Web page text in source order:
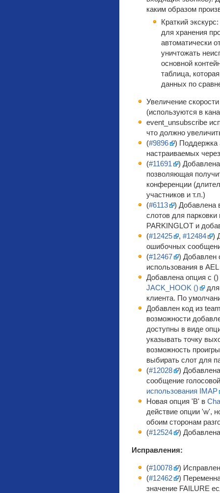
каким образом
Краткий
для хранения
автоматически
уничтожать
основной
таблица,
данных по
Увеличение
(используются в
event_unsubscribe
что должно
(#9896
) Поддержка
настраиваемых
(#11691
)
позволяющая
конференции
участников и т.п.)
(#6113
) Добавлена
слотов для
PARKINGLOT и
(#12425 , #12484
)
ошибочных
(#12467
) Добавлен
использования в
Добавлена опция c
JACK_HOOK ()
клиента. По
Добавлен код из
возможности
доступны в виде
указывать точку
возможность
выбирать слот для
(#12028
)
сообщение
использования IMAP
Новая опция 'B' в
действие опции 'w',
обоим сторонам
(#12524 )
Исправления:
(#10078
)
(#12462
)
значение FAILURE